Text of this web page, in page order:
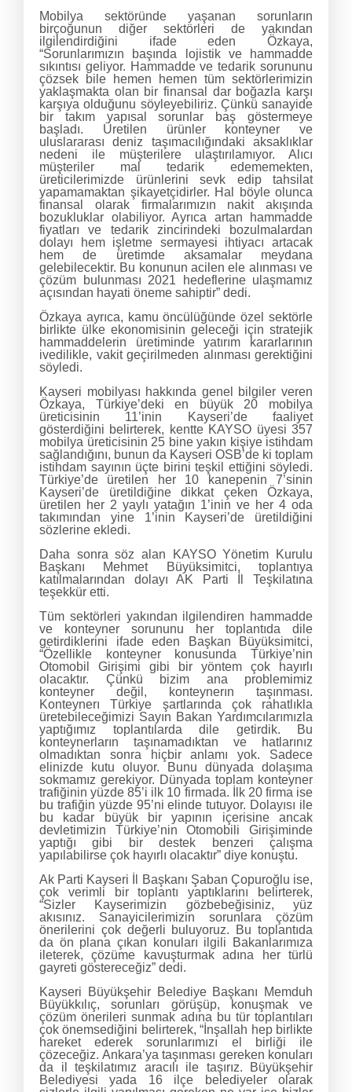
Mobilya sektöründe yaşanan sorunların
birçoğunun diğer sektörleri de yakından
ilgilendirdiğini ifade eden Özkaya,
“Sorunlarımızın başında lojistik ve hammadde
sıkıntısı geliyor. Hammadde ve tedarik sorununu
çözsek bile hemen hemen tüm sektörlerimizin
yaklaşmakta olan bir finansal dar boğazla karşı
karşıya olduğunu söyleyebiliriz. Çünkü sanayide
bir takım yapısal sorunlar baş göstermeye
başladı. Üretilen ürünler konteyner ve
uluslararası deniz taşımacılığındaki aksaklıklar
nedeni ile müşterilere ulaştırılamıyor. Alıcı
müşteriler mal tedarik edememekten,
üreticilerimizde ürünlerini sevk edip tahsilat
yapamamaktan şikayetçidirler. Hal böyle olunca
finansal olarak firmalarımızın nakit akışında
bozukluklar olabiliyor. Ayrıca artan hammadde
fiyatları ve tedarik zincirindeki bozulmalardan
dolayı hem işletme sermayesi ihtiyacı artacak
hem de üretimde aksamalar meydana
gelebilecektir. Bu konunun acilen ele alınması ve
çözüm bulunması 2021 hedeflerine ulaşmamız
açısından hayati öneme sahiptir” dedi.
Özkaya ayrıca, kamu öncülüğünde özel sektörle
birlikte ülke ekonomisinin geleceği için stratejik
hammaddelerin üretiminde yatırım kararlarının
ivedilikle, vakit geçirilmeden alınması gerektiğini
söyledi.
Kayseri mobilyası hakkında genel bilgiler veren
Özkaya, Türkiye’deki en büyük 20 mobilya
üreticisinin 11’inin Kayseri’de faaliyet
gösterdiğini belirterek, kentte KAYSO üyesi 357
mobilya üreticisinin 25 bine yakın kişiye istihdam
sağlandığını, bunun da Kayseri OSB’de ki toplam
istihdam sayının üçte birini teşkil ettiğini söyledi.
Türkiye’de üretilen her 10 kanepenin 7’sinin
Kayseri’de üretildiğine dikkat çeken Özkaya,
üretilen her 2 yaylı yatağın 1’inin ve her 4 oda
takımından yine 1’inin Kayseri’de üretildiğini
sözlerine ekledi.
Daha sonra söz alan KAYSO Yönetim Kurulu
Başkanı Mehmet Büyüksimitci, toplantıya
katılmalarından dolayı AK Parti İl Teşkilatına
teşekkür etti.
Tüm sektörleri yakından ilgilendiren hammadde
ve konteyner sorununu her toplantıda dile
getirdiklerini ifade eden Başkan Büyüksimitci,
“Özellikle konteyner konusunda Türkiye’nin
Otomobil Girişimi gibi bir yöntem çok hayırlı
olacaktır. Çünkü bizim ana problemimiz
konteyner değil, konteynerın taşınması.
Konteynerı Türkiye şartlarında çok rahatlıkla
üretebileceğimizi Sayın Bakan Yardımcılarımızla
yaptığımız toplantılarda dile getirdik. Bu
konteynerların taşınamadıktan ve hatlarınız
olmadıktan sonra hiçbir anlamı yok. Sadece
elinizde kutu oluyor. Bunu dünyada dolaşıma
sokmamız gerekiyor. Dünyada toplam konteyner
trafiğinin yüzde 85’i ilk 10 firmada. İlk 20 firma ise
bu trafiğin yüzde 95’ni elinde tutuyor. Dolayısı ile
bu kadar büyük bir yapının içerisine ancak
devletimizin Türkiye’nin Otomobili Girişiminde
yaptığı gibi bir destek benzeri çalışma
yapılabilirse çok hayırlı olacaktır” diye konuştu.
Ak Parti Kayseri İl Başkanı Şaban Çopuroğlu ise,
çok verimli bir toplantı yaptıklarını belirterek,
“Sizler Kayserimizin gözbebeğisiniz, yüz
akısınız. Sanayicilerimizin sorunlara çözüm
önerilerini çok değerli buluyoruz. Bu toplantıda
da ön plana çıkan konuları ilgili Bakanlarımıza
ileterek, çözüme kavuşturmak adına her türlü
gayreti göstereceğiz” dedi.
Kayseri Büyükşehir Belediye Başkanı Memduh
Büyükkılıç, sorunları görüşüp, konuşmak ve
çözüm önerileri sunmak adına bu tür toplantıları
çok önemsediğini belirterek, “İnşallah hep birlikte
hareket ederek sorunlarımızı el birliği ile
çözeceğiz. Ankara’ya taşınması gereken konuları
da il teşkilatımız aracılı ile taşırız. Büyükşehir
Belediyesi yada 16 ilçe belediyeler olarak